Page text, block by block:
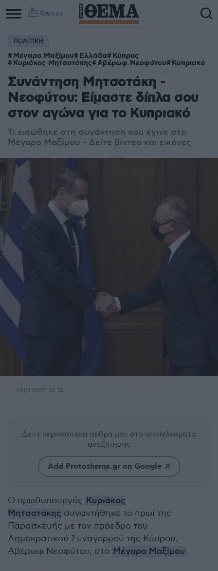
Games
ΠΟΛΙΤΙΚΗ
Μέγαρο Μαξίμου Ελλάδα Κύπρος
Κυριάκος Μητσοτάκης Αβέρωφ Νεοφύτου Κυπριακό
Συνάντηση Μητσοτάκη -
Νεοφύτου: Είμαστε δίπλα σου
στον αγώνα για το Κυπριακό
Τι ειπώθηκε στη συνάντηση που έγινε στο
Μέγαρο Μαξίμου - Δείτε βίντεο και εικόνες
14.01.2022, 13:38
Δείτε περισσότερα άρθρα μας στα αποτελέσματα
αναζήτησης
Add Protothema.gr on Google
Ο πρωθυπουργός Κυριάκος
Μητσοτάκης συναντήθηκε το πρωί της
Παρασκευής με τον πρόεδρο του
Δημοκρατικού Συναγερμού της Κύπρου,
Αβέρωφ Νεοφύτου, στο Μέγαρο Μαξίμου .